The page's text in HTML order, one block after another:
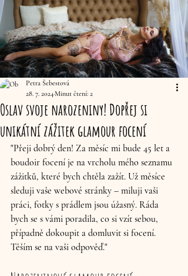
Oslav svoje narozeniny! Dopřej si
unikátní zážitek glamour focení
Petra Šebestová
28. 7. 2024Minut čtení: 2
"Přeji dobrý den! Za měsíc mi bude 45 let a
boudoir focení je na vrcholu mého seznamu
zážitků, které bych chtěla zažít. Už měsíce
sleduji vaše webové stránky – miluji vaši
práci, fotky s prádlem jsou úžasný. Ráda
bych se s vámi poradila, co si vzít sebou,
případně dokoupit a domluvit si focení.
Těším se na vaši odpověď."